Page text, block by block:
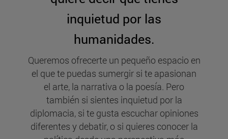
inquietud por las
humanidades.
Queremos ofrecerte un pequeño espacio en
el que te puedas sumergir si te apasionan
el arte, la narrativa o la poesía. Pero
también si sientes inquietud por la
diplomacia, si te gusta escuchar opiniones
diferentes y debatir, o si quieres conocer la